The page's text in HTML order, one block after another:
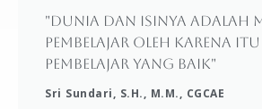
"Dunia dan isinya adalah
pembelajar oleh karena
pembelajar yang baik"
Sri Sundari, S.H., M.M., CGCAE